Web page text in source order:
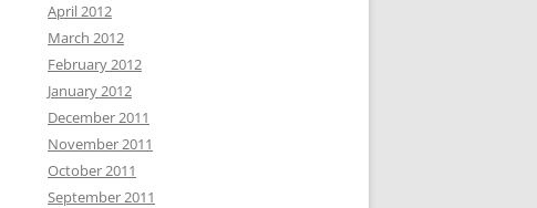
April 2012
March 2012
February 2012
January 2012
December 2011
November 2011
October 2011
September 2011